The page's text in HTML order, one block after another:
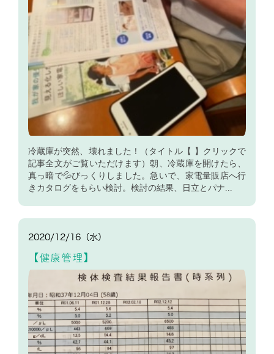
冷蔵庫が突然、壊れました！（タイトル【 】クリックで
記事全文がご覧いただけます）朝、冷蔵庫を開けたら、
真っ暗で💦びっくりしました。急いで、家電量販店へ行
きカタログをもらい検討。検討の結果、日立とパナ...
2020/12/16（水）
【健康管理】